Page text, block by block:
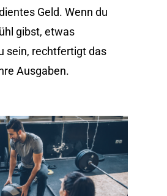
Geld. Wenn du
gibst, etwas
sein, rechtfertigt das
Ausgaben.